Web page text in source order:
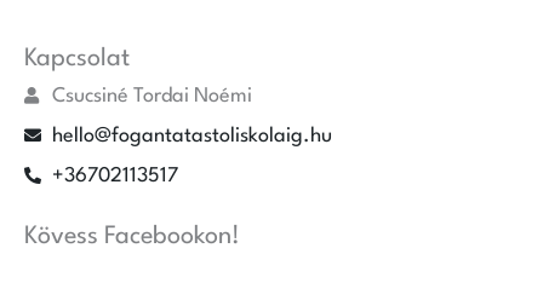
Kapcsolat
Csucsiné Tordai Noémi
hello@fogantatastoliskolaig.hu
+36702113517
Kövess Facebookon!